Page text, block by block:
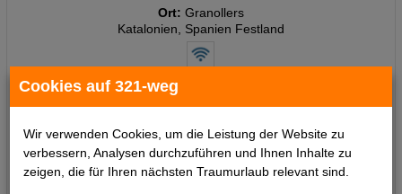
Cookies auf 321-weg
Wir verwenden Cookies, um die Leistung der Website zu
verbessern, Analysen durchzuführen und Ihnen Inhalte zu
zeigen, die für Ihren nächsten Traumurlaub relevant sind.
Ort: Granollers
Katalonien, Spanien Festland
7 Tage
Studio, Ohne Verpflegung
pro Person
Termine